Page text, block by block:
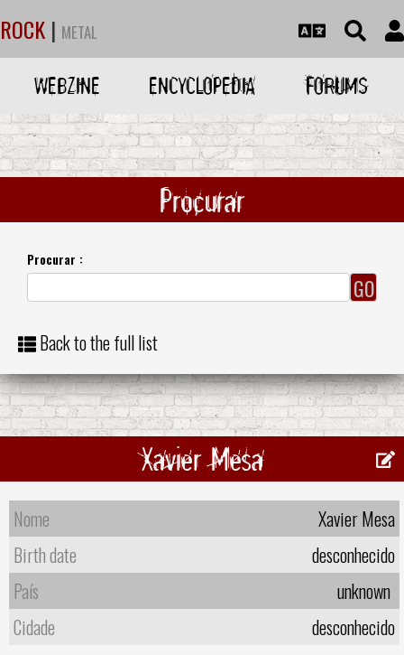
ROCK | METAL
WEBZINE ENCYCLOPEDIA FORUMS
Procurar
Procurar :
Back to the full list
Xavier Mesa
Nome
Xavier Mesa
Birth date
desconhecido
País
unknown
Cidade
desconhecido